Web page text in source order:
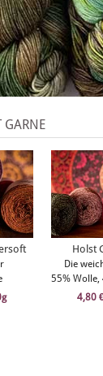
GARNE
Holst
Die
55% Wolle,
4,80